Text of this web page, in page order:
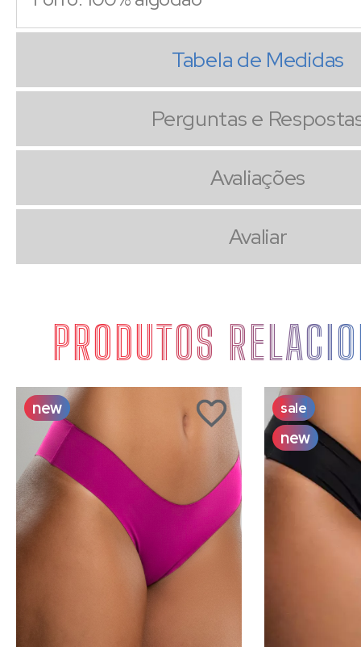
Tabela de Medidas
Perguntas e
Avaliações
Avaliar
PRODUTOS
new sale
new